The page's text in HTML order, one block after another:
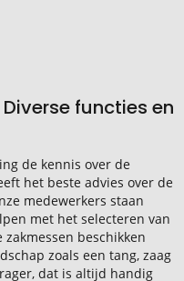
functies en
de kennis over de
het beste advies over de
medewerkers staan
met het selecteren van
beschikken
zoals een tang, zaag
dat is altijd handig